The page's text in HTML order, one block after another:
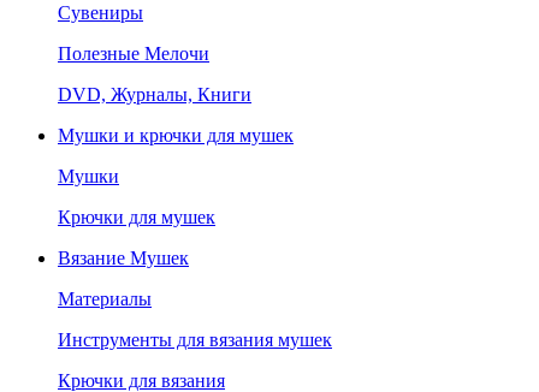
Сувениры
Полезные Мелочи
DVD, Журналы, Книги
Мушки и крючки для мушек
Мушки
Крючки для мушек
Вязание Мушек
Материалы
Инструменты для вязания мушек
Крючки для вязания